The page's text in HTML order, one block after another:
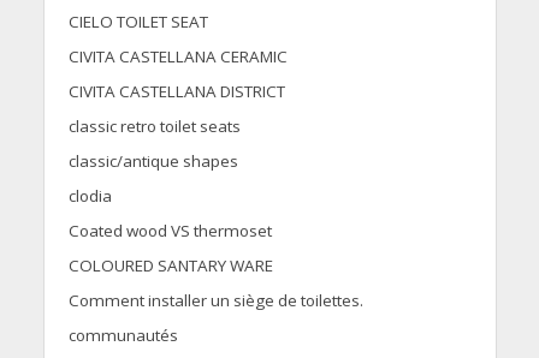
CIELO TOILET SEAT
CIVITA CASTELLANA CERAMIC
CIVITA CASTELLANA DISTRICT
classic retro toilet seats
classic/antique shapes
clodia
Coated wood VS thermoset
COLOURED SANTARY WARE
Comment installer un siège de toilettes.
communautés